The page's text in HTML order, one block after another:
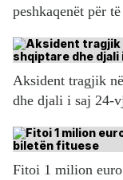
peshkaqenët për
Aksident tragjik
dhe djali i saj 24-
Fitoi 1 milion